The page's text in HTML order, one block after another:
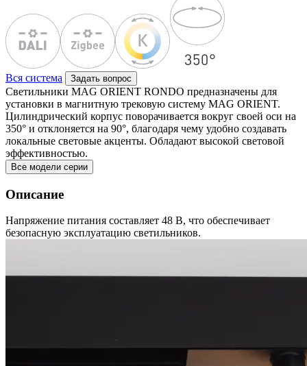
Вся система Задать вопрос
Светильники MAG ORIENT RONDO предназначены для
установки в магнитную трековую систему MAG ORIENT.
Цилиндрический корпус поворачивается вокруг своей оси на
350° и отклоняется на 90°, благодаря чему удобно создавать
локальные световые акценты. Обладают высокой световой
эффективностью.
Все модели серии
Описание
Напряжение питания составляет 48 В, что обеспечивает
безопасную эксплуатацию светильников.